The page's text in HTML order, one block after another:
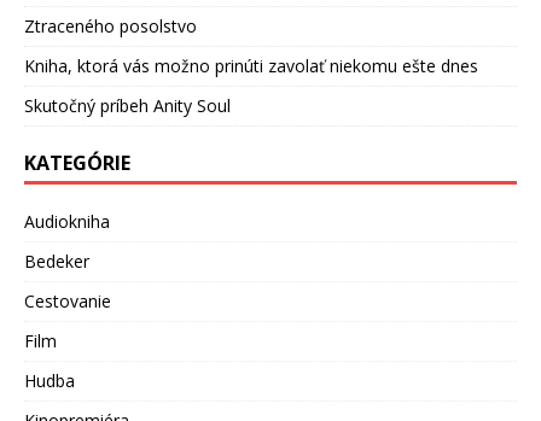
Ztraceného posolstvo
Kniha, ktorá vás možno prinúti zavolať niekomu ešte dnes
Skutočný príbeh Anity Soul
KATEGÓRIE
Audiokniha
Bedeker
Cestovanie
Film
Hudba